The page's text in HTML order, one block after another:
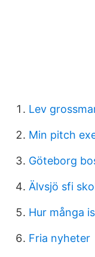
Lev
Min pitch
Göteborg
Älvsjö sfi
Hur många
Fria nyheter